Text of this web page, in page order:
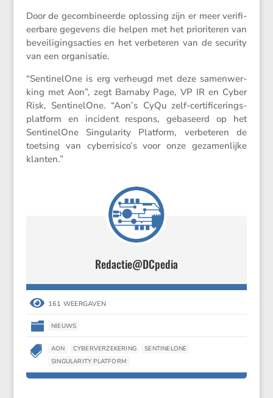
Door de gecom­bi­neerde oplos­sing zijn er meer verifi­
eer­bare gegevens die helpen met het priori­teren van
bevei­li­gings­ac­ties en het verbe­teren van de security
van een organisatie.
“Senti­ne­lOne is erg verheugd met deze samen­wer­
king met Aon”, zegt Barnaby Page, VP IR en Cyber
Risk, Senti­ne­lOne. “Aon’s CyQu zelf-certi­fi­ce­rings­
plat­form en incident respons, gebaseerd op het
Senti­ne­lOne Singu­la­rity Platform, verbe­teren de
toetsing van cyberrisico’s voor onze gezamen­lijke
klanten.”
Redactie@DCpedia
 161 WEERGAVEN
 NIEUWS
 AON CYBERVERZEKERING
SENTINELONE
SINGULARITY PLATFORM